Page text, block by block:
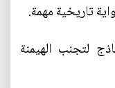
تاريخية مهمة.
لتجنب الهيمنة